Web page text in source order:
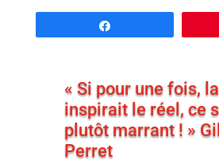
« Si pour une fois,
inspirait le réel, ce
plutôt marrant ! »
Perret